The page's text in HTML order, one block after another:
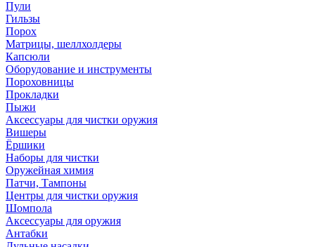
Пули
Гильзы
Порох
Матрицы, шеллхолдеры
Капсюли
Оборудование и инструменты
Пороховницы
Прокладки
Пыжи
Аксессуары для чистки оружия
Вишеры
Ёршики
Наборы для чистки
Оружейная химия
Патчи, Тампоны
Центры для чистки оружия
Шомпола
Аксессуары для оружия
Антабки